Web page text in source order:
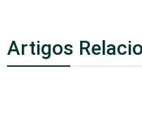
Artigos